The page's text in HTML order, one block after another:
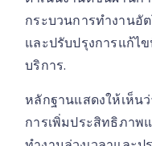
กระบวนการทำงาน
และปรับปรุงการแก้ไ
บริการ.
หลักฐานแสดงให้เห็น
การเพิ่มประสิทธิภาพ